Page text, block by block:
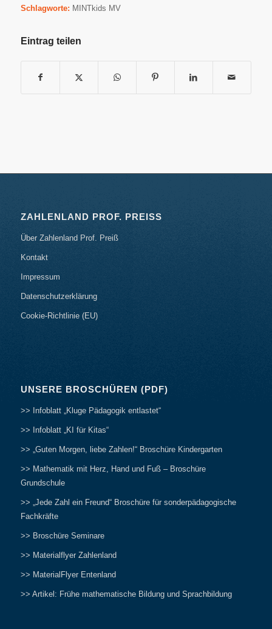
Schlagworte: MINTkids MV
Eintrag teilen
ZAHLENLAND PROF. PREISS
Über Zahlenland Prof. Preiß
Kontakt
Impressum
Datenschutzerklärung
Cookie-Richtlinie (EU)
UNSERE BROSCHÜREN (PDF)
>> Infoblatt „Kluge Pädagogik entlastet“
>> Infoblatt „KI für Kitas“
>> „Guten Morgen, liebe Zahlen!“ Broschüre Kindergarten
>> Mathematik mit Herz, Hand und Fuß – Broschüre
Grundschule
>> „Jede Zahl ein Freund“ Broschüre für sonderpädagogische
Fachkräfte
>> Broschüre Seminare
>> Materialflyer Zahlenland
>> MaterialFlyer Entenland
>> Artikel: Frühe mathematische Bildung und Sprachbildung